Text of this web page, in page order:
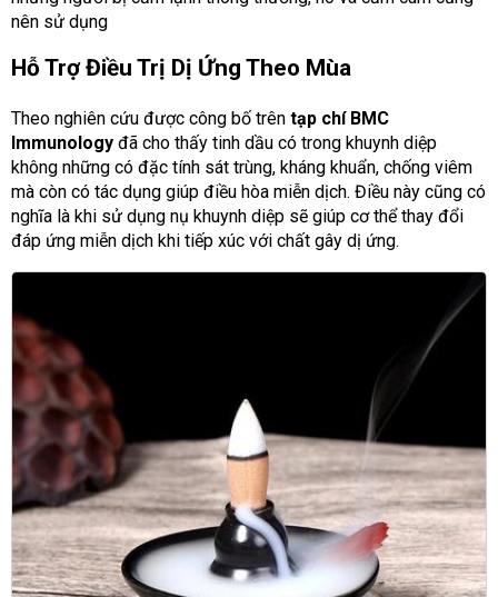
nên sử dụng
Hỗ Trợ Điều Trị Dị Ứng Theo Mùa
Theo nghiên cứu được công bố trên tạp chí BMC
Immunology đã cho thấy tinh dầu có trong khuynh diệp
không những có đặc tính sát trùng, kháng khuẩn, chống viêm
mà còn có tác dụng giúp điều hòa miễn dịch. Điều này cũng có
nghĩa là khi sử dụng nụ khuynh diệp sẽ giúp cơ thể thay đổi
đáp ứng miễn dịch khi tiếp xúc với chất gây dị ứng.